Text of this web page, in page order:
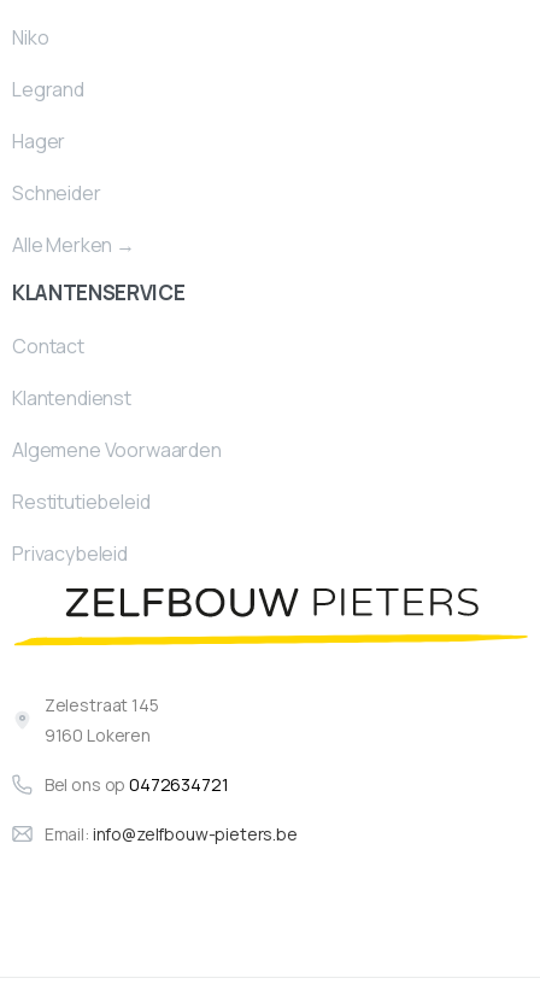
Niko
Legrand
Hager
Schneider
Alle Merken →
KLANTENSERVICE
Contact
Klantendienst
Algemene Voorwaarden
Restitutiebeleid
Privacybeleid
Zelestraat 145
9160 Lokeren
Bel ons op0472634721
Email: info@zelfbouw-pieters.be